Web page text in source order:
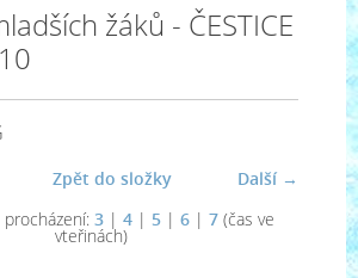
žáků - ČESTICE
Další →
Zpět do složky
3 | 4 | 5 | 6 | 7 (čas ve
vteřinách)